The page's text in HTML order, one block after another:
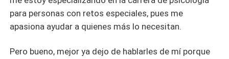
para personas con retos especiales, pues me
apasiona ayudar a quienes más lo necesitan.
Pero bueno, mejor ya dejo de hablarles de mí porque